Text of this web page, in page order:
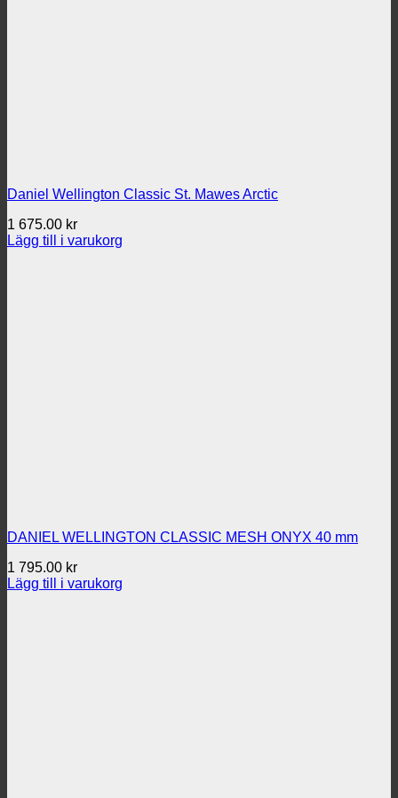
Daniel Wellington Classic St. Mawes Arctic
1 675.00 kr
Lägg till i varukorg
DANIEL WELLINGTON CLASSIC MESH ONYX 40 mm
1 795.00 kr
Lägg till i varukorg